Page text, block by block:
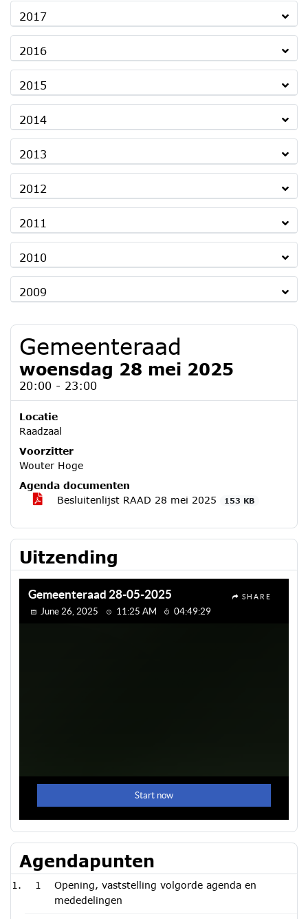
2017
2016
2015
2014
2013
2012
2011
2010
2009
Gemeenteraad
woensdag 28 mei 2025
20:00 - 23:00
Locatie
Raadzaal
Voorzitter
Wouter Hoge
Agenda documenten
Besluitenlijst RAAD 28 mei 2025
153 KB
Uitzending
Agendapunten
1
Opening, vaststelling volgorde agenda en
mededelingen